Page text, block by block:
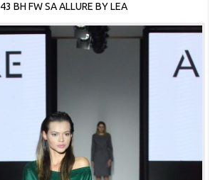
43 BH FW SA ALLURE BY LEA